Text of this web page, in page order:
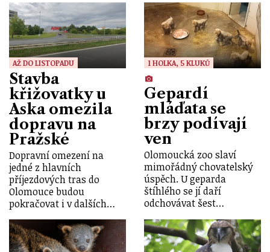
AŽ DO LISTOPADU
Stavba
křižovatky u
Aska omezila
dopravu na
Pražské
Dopravní omezení na
jedné z hlavních
příjezdových tras do
Olomouce budou
pokračovat i v dalších…
1 HOLKA, 5 KLUKŮ
Gepardí
mláďata se
brzy podívají
ven
Olomoucká zoo slaví
mimořádný chovatelský
úspěch. U geparda
štíhlého se jí daří
odchovávat šest…